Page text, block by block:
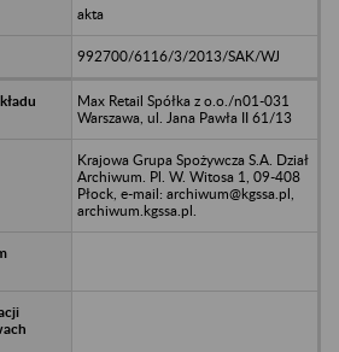
akta
992700/6116/3/2013/SAK/WJ
Max Retail Spółka z o.o./n01-031
Warszawa, ul. Jana Pawła II 61/13
Krajowa Grupa Spożywcza S.A. Dział
Archiwum. Pl. W. Witosa 1, 09-408
Płock, e-mail: archiwum@kgssa.pl,
archiwum.kgssa.pl.